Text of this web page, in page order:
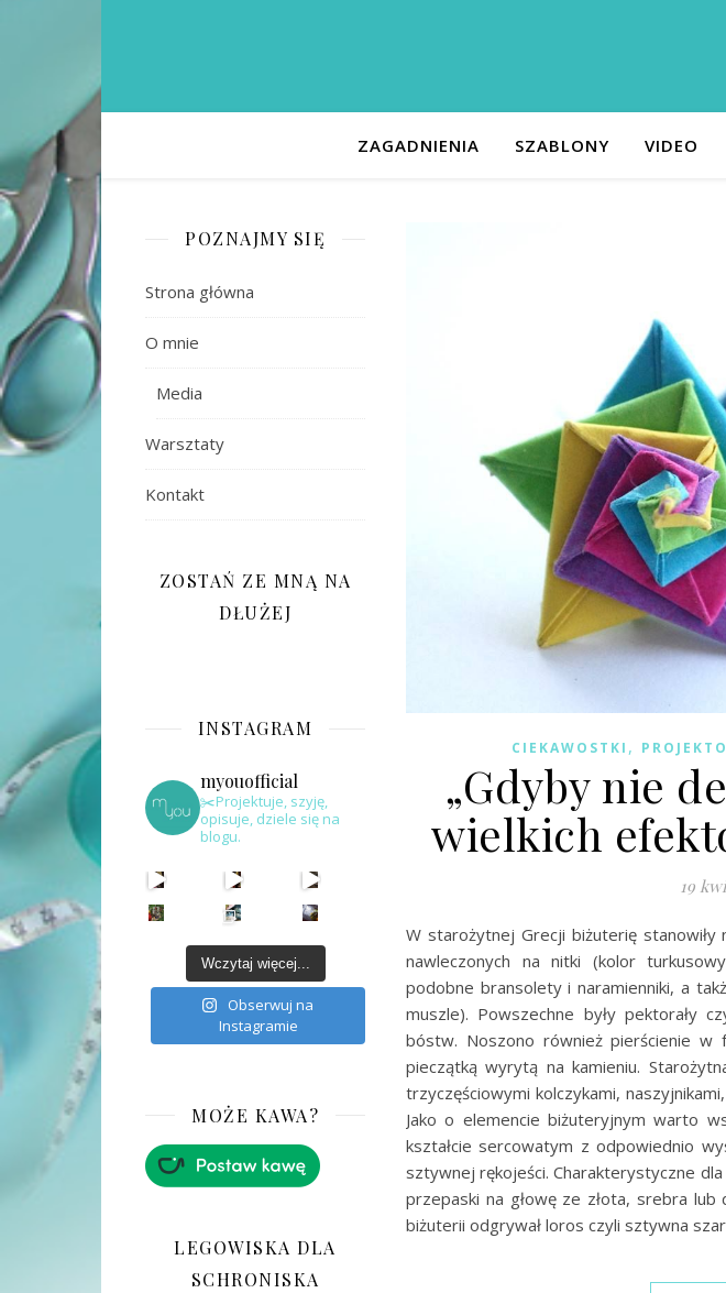
ZAGADNIENIA SZABLONY VIDEO
POZNAJMY SIĘ
Strona główna
O mnie
Media
Warsztaty
Kontakt
ZOSTAŃ ZE MNĄ NA
DŁUŻEJ
INSTAGRAM
myouofficial
✂️Projektuje, szyję,
opisuje, dziele się na
blogu.
Wczytaj więcej...
Obserwuj na
Instagramie
MOŻE KAWA?
LEGOWISKA DLA
SCHRONISKA
CIEKAWOSTKI ,
„Gdyby nie
wielkich
19
W starożytnej Grecji biżuterię stanowiły
nawleczonych na nitki (kolor
podobne bransolety i naramienniki, a
muszle). Powszechne były pektorały
bóstw. Noszono również pierścienie w
pieczątką wyrytą na kamieniu.
trzyczęściowymi kolczykami,
Jako o elemencie biżuteryjnym warto
kształcie sercowatym z odpowiednio
sztywnej rękojeści. Charakterystyczne
przepaski na głowę ze złota, srebra lub
biżuterii odgrywał loros czyli sztywna